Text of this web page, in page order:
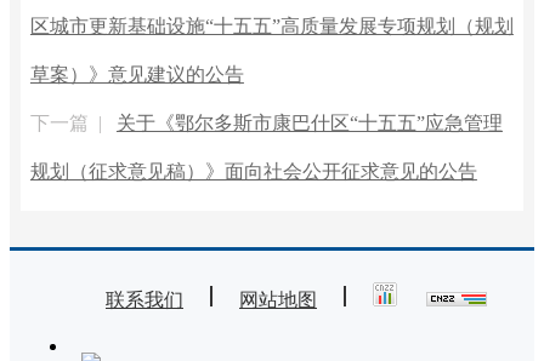
区城市更新基础设施“十五五”高质量发展专项规划（规划
草案）》意见建议的公告
下一篇 | 关于《鄂尔多斯市康巴什区“十五五”应急管理
规划（征求意见稿）》面向社会公开征求意见的公告
联系我们 网站地图